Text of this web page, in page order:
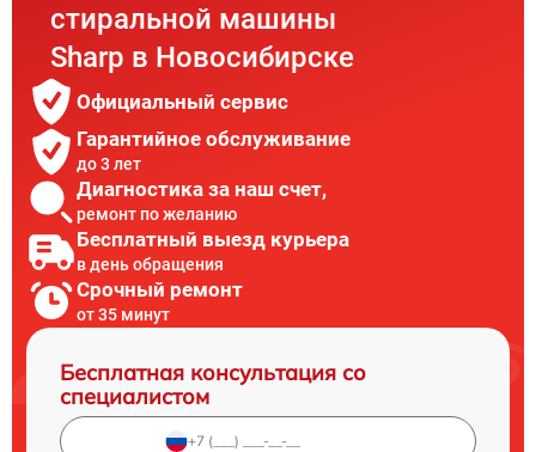
стиральной машины
Sharp в Новосибирске
Официальный сервис
Гарантийное обслуживание
до 3 лет
Диагностика за наш счет,
ремонт по желанию
Бесплатный выезд курьера
в день обращения
Срочный ремонт
от 35 минут
Бесплатная консультация со
специалистом